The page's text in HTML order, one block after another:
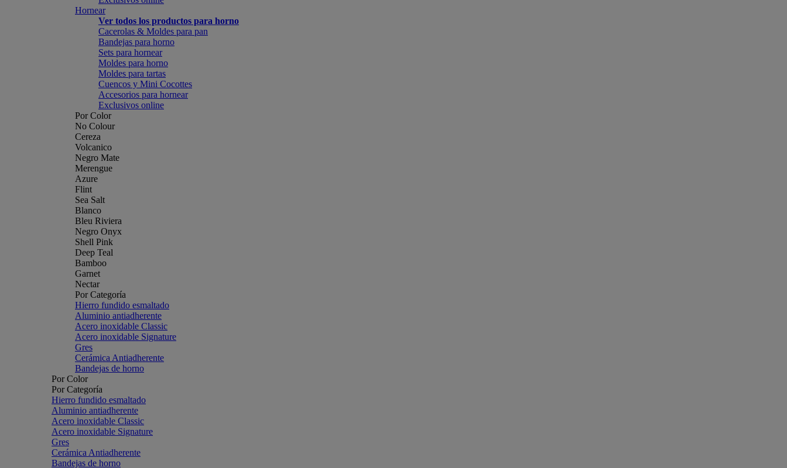
Hornear
Ver todos los productos para horno
Cacerolas & Moldes para pan
Bandejas para horno
Sets para hornear
Moldes para horno
Moldes para tartas
Cuencos y Mini Cocottes
Accesorios para hornear
Exclusivos online
Por Color
No Colour
Cereza
Volcanico
Negro Mate
Merengue
Azure
Flint
Sea Salt
Blanco
Bleu Riviera
Negro Onyx
Shell Pink
Deep Teal
Bamboo
Garnet
Nectar
Por Categoría
Hierro fundido esmaltado
Aluminio antiadherente
Acero inoxidable Classic
Acero inoxidable Signature
Gres
Cerámica Antiadherente
Bandejas de horno
Por Color
Por Categoría
Hierro fundido esmaltado
Aluminio antiadherente
Acero inoxidable Classic
Acero inoxidable Signature
Gres
Cerámica Antiadherente
Bandejas de horno